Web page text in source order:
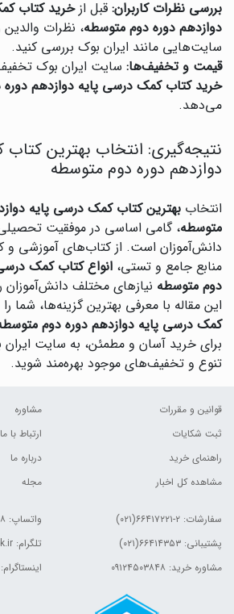
بررسی نظرات کاربران: قبل ازخرید کتاب
دوازدهم دوره دوم متوسطه، نظرات والدین
سایت‌هایی مانند ایران بوک بررسی کنید.
قیمت و تخفیف‌ها: سایت ایران بوک
خرید کتاب کمک درسی پایه دوازدهم
می‌دهد.
نتیجه‌گیری: انتخاب بهترین
دوازدهم دوره دوم متوسطه
انتخاب بهترین کتاب کمک درسی پایه
متوسطه، گامی اساسی در موفقیت
دانش‌آموزان است. از کتاب‌های آموزشی و
منابع جامع و تستی، انواع کتاب کمک
دوم متوسطه نیازهای مختلف
این مقاله با معرفی بهترین گزینه‌ها، شما
کمک درسی پایه دوازدهم دوره دوم
برای خرید آسان و مطمئن، به سایت ایران
تنوع و تخفیف‌های موجود بهره‌مند شوید.
قوانین و مقررات
ثبت شکایات
راهنمای خرید
مشاهده کل اخبار
مشاوره
ارتباط با ما
درباره ما
مجله
سفارشات: ۲-۶۶۴۱۷۲۲۱(۰۲۱)
پشتیبانی: ۶۶۴۱۴۳۵۳(۰۲۱)
مشاوره خرید: ۰۹۱۲۴۵۰۳۸۴۸
واتساپ: ۰۹۱۲۴۵۰۳۸۴۸
تلگرام: iranbook.ir
اینستاگرام: iranbook.ir